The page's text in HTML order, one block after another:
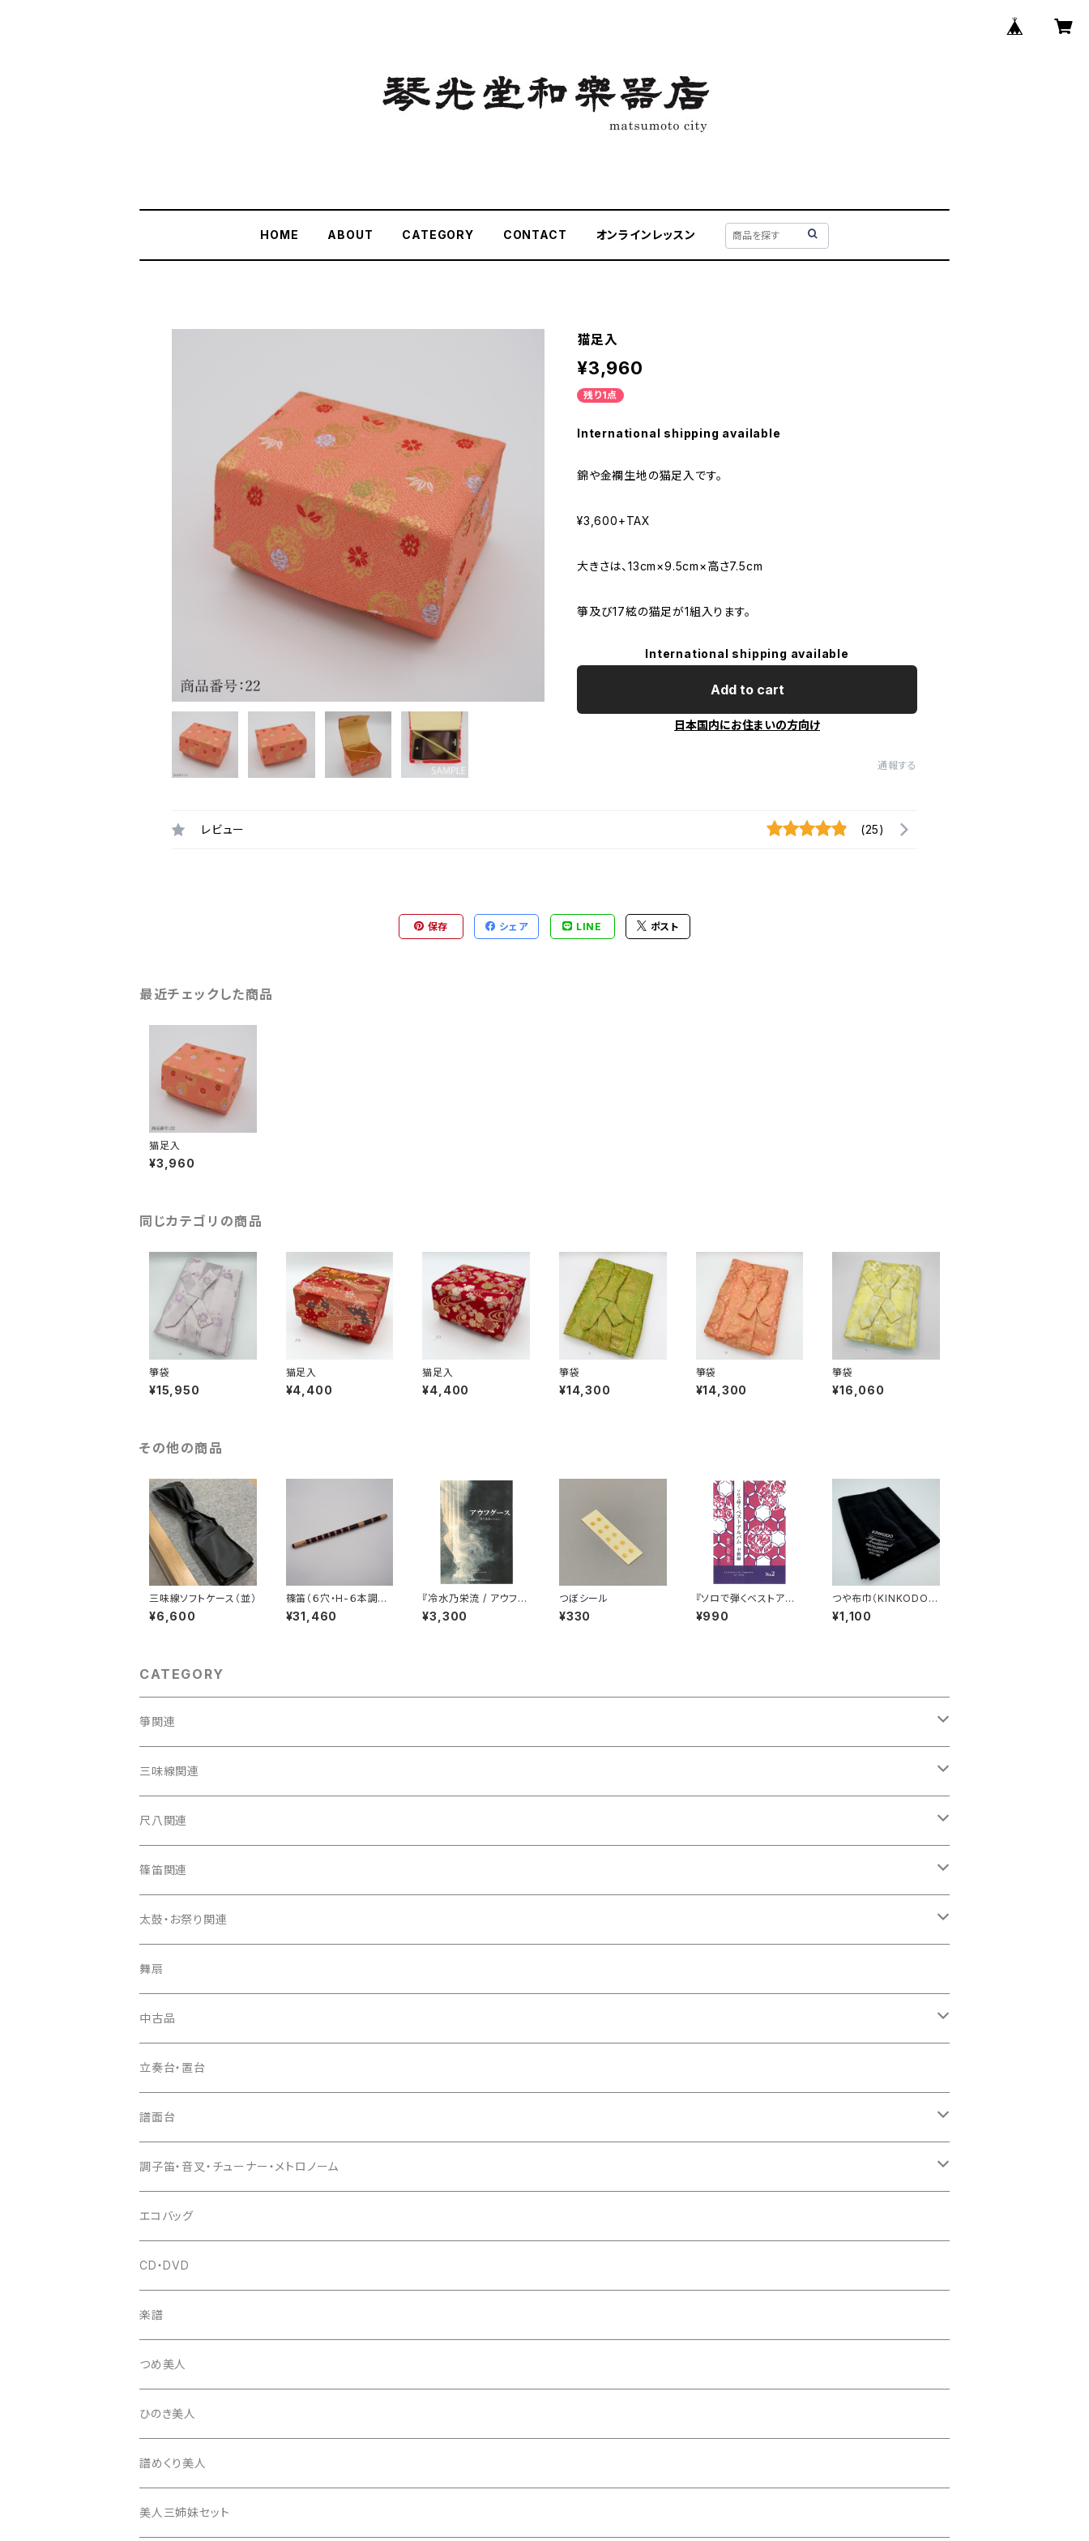
HOME ABOUT CATEGORY CONTACT オンラインレッスン
猫足入
¥3,960
残り1点
International shipping available
錦や金襴生地の猫足入です。
¥3,600+TAX
大きさは、13cm×9.5cm×高さ7.5cm
箏及び17絃の猫足が1組入ります。
International shipping available
Add to cart
日本国内にお住まいの方向け
通報する
レビュー (25)
保存 シェア LINE ポスト
最近チェックした商品
猫足入
¥3,960
同じカテゴリの商品
箏袋
¥15,950
猫足入
¥4,400
猫足入
¥4,400
箏袋
¥14,300
箏袋
¥14,300
箏袋
¥16,060
その他の商品
三味線ソフトケース（並）
¥6,600
篠笛（６穴・H-６本調
子）
¥31,460
『冷水乃栄流 / アウフグ
ース 箏三重奏のため
の』五線譜＋縦譜版
¥3,300
つぼシール
¥330
『ソロで弾くベストアル
バム中級編 No.2』
¥990
つや布巾（KINKODOロ
ゴ入り）
¥1,100
CATEGORY
箏関連
箏（本体）
箏カバー
箏袋
口前袋・尾布
爪・爪輪
爪入
爪駒入
猫足入
爪ばさみ
箏柱
柱入
平柱入
三角柱入
琴台
13絃用琴台（低）
13絃用琴台（高）
桐柱箱
消音フェルト
三味線関連
三味線（本体）
三味線ケース
長トランク・三ツ折トランク
ソフトケース
雨用カバー
長袋・三ツ組袋・胴袋
胴掛
根緒
糸
(丸三) 寿糸
はつね糸
駒
地唄駒
長唄駒
糸駒入
爪駒入
撥入
一丁撥入
三角撥入（ファスナー式）
撥
長唄・民謡撥
地唄撥
撥さや
撥滑り止めゴム
ひざゴム・胴ゴム・おひざもと
尺八関連
尺八（本体）
尺八袋
歌口キャップ
つゆ切り
篠笛関連
篠笛（本体）
お祭り用６穴
お祭り用７穴
篠笛袋
太鼓・お祭り関連
太鼓（本体）
太鼓撥
手拍子（チャンチャン）
当り鉦
シュモク（当り鉦バチ）
舞扇
中古品
箏（本体）
三味線（本体）
立奏台・置台
譜面台
座奏用譜面台
立奏用譜面台
調子笛・音叉・チューナー・メトロノーム
調子笛・音叉
チューナー・メトロノーム
エコバッグ
CD・DVD
楽譜
つめ美人
ひのき美人
譜めくり美人
美人三姉妹セット